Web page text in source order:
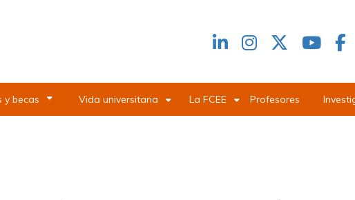
Redes
header
y becas Vida universitaria La FCEE Profesores